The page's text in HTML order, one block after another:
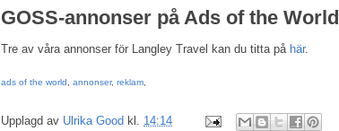
GOSS-annonser på Ads of the World
Tre av våra annonser för Langley Travel kan du titta på här.
ads of the world annonser, reklam
Upplagd av Ulrika Good kl. 14:14